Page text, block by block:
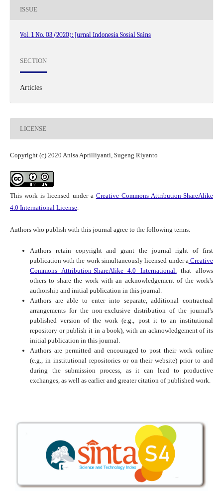
ISSUE
Vol. 1 No. 03 (2020): Jurnal Indonesia Sosial Sains
SECTION
Articles
LICENSE
Copyright (c) 2020 Anisa Aprilliyanti, Sugeng Riyanto
This work is licensed under a Creative Commons Attribution-ShareAlike
4.0 International License.
Authors who publish with this journal agree to the following terms:
Authors retain copyright and grant the journal right of first
publication with the work simultaneously licensed under aCreative
Commons Attribution-ShareAlike 4.0 International.that allows
others to share the work with an acknowledgement of the work's
authorship and initial publication in this journal.
Authors are able to enter into separate, additional contractual
arrangements for the non-exclusive distribution of the journal's
published version of the work (e.g., post it to an institutional
repository or publish it in a book), with an acknowledgement of its
initial publication in this journal.
Authors are permitted and encouraged to post their work online
(e.g., in institutional repositories or on their website) prior to and
during the submission process, as it can lead to productive
exchanges, as well as earlier and greater citation of published work.